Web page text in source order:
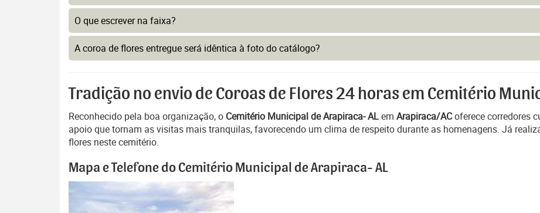
O que escrever na faixa?
A coroa de flores entregue será idêntica à foto do catálogo?
Tradição no envio de Coroas de Flores 24 horas em Cemitério
Reconhecido pela boa organização, o Cemitério Municipal de Arapiraca- ALem Arapiraca/ACoferece corredores
apoio que tornam as visitas mais tranquilas, favorecendo um clima de respeito durante as homenagens. Já
flores neste cemitério.
Mapa e Telefone do Cemitério Municipal de Arapiraca- AL